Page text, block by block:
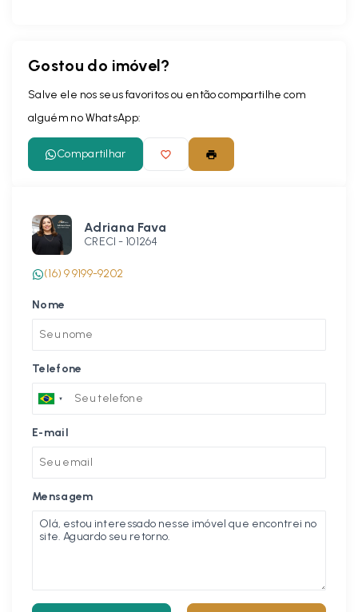
Gostou do imóvel?
Salve ele nos seus favoritos ou então compartilhe com
alguém no WhatsApp:
Compartilhar
Adriana Fava
CRECI - 101264
(16) 9 9199-9202
Nome
Telefone
E-mail
Mensagem